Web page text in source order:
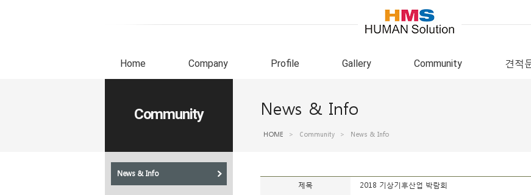
Home Company Profile Gallery Community 견적
Community
News & Info
News & Info
HOME > Community > News & Info
제목 2018 기상기후산업 박람회